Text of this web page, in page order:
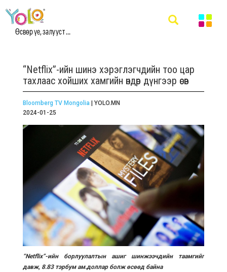
Өсвөр үе, залууст ...
“Netflix”-ийн шинэ хэрэглэгчдийн тоо цар
тахлаас хойших хамгийн өндөр дүнгээр өсөв
Bloomberg TV Mongolia| YOLO.MN
2024-01-25
“Netflix”-ийн борлуулалтын ашиг шинжээчдийн таамгийг
давж, 8.83 тэрбум ам.доллар болж өсөөд байна